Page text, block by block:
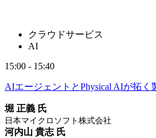
クラウドサービス
AI
15:00 - 15:40
AIエージェントとPhysical AIが拓く
堀 正義 氏
日本マイクロソフト株式会社
河内山 貴志 氏